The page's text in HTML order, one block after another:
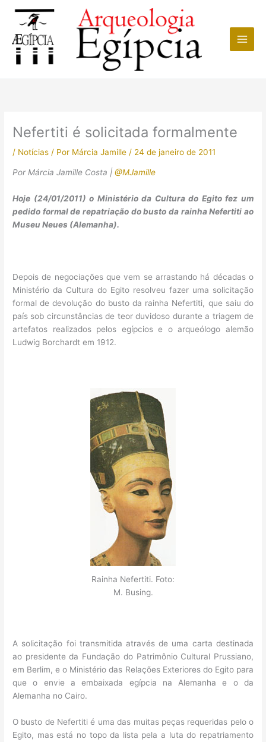
conteúdo
Nefertiti é solicitada formalmente
/ Notícias / Por Márcia Jamille / 24 de janeiro de 2011
Por Márcia Jamille Costa |@MJamille
Hoje (24/01/2011) o Ministério da Cultura do Egito fez um
pedido formal de repatriação do busto da rainha Nefertiti ao
Museu Neues (Alemanha).
Depois de negociações que vem se arrastando há décadas o
Ministério da Cultura do Egito resolveu fazer uma solicitação
formal de devolução do busto da rainha Nefertiti, que saiu do
país sob circunstâncias de teor duvidoso durante a triagem de
artefatos realizados pelos egípcios e o arqueólogo alemão
Ludwig Borchardt em 1912.
Rainha Nefertiti. Foto:
M. Busing.
A solicitação foi transmitida através de uma carta destinada
ao presidente da Fundação do Patrimônio Cultural Prussiano,
em Berlim, e o Ministério das Relações Exteriores do Egito para
que o envie a embaixada egípcia na Alemanha e o da
Alemanha no Cairo.
O busto de Nefertiti é uma das muitas peças requeridas pelo o
Egito, mas está no topo da lista pela a luta do repatriamento